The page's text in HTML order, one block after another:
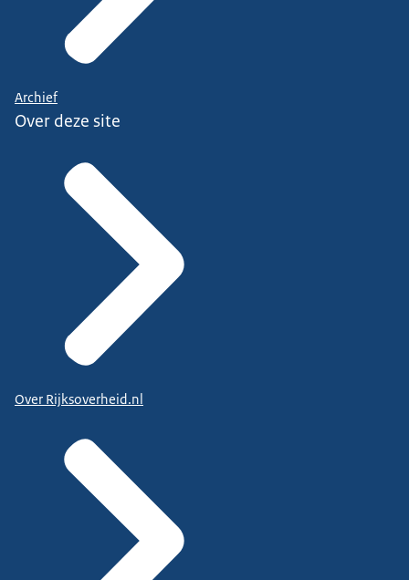
Archief
Over deze site
Over Rijksoverheid.nl